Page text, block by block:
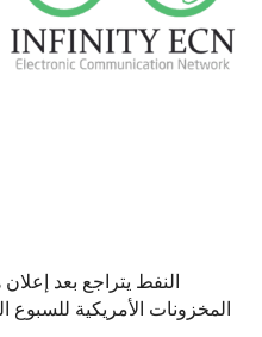
النفط يتراجع بعد
المخزونات الأمريكية للسبوع